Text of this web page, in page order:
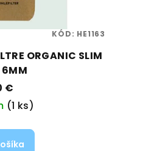
ORGANIC SLIM
€
(1 ks)
KÓD: HE1163